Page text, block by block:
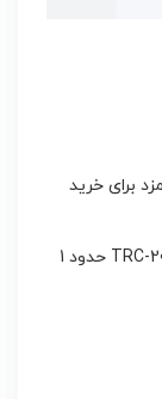
تا 0.5 درصد کارمزد برای خرید
انتقال تتر به کیف پول تلگرام مانند شبکه TRC-20 حدود 1